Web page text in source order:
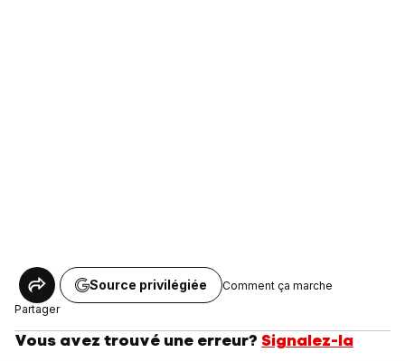
Partager
Source privilégiée Comment ça marche
Vous avez trouvé une erreur? Signalez-la